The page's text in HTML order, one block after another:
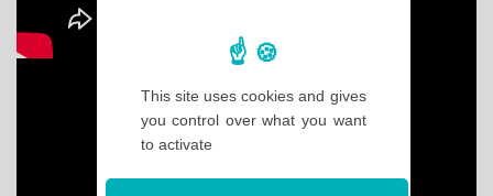
This site uses cookies and gives
you control over what you want
to activate